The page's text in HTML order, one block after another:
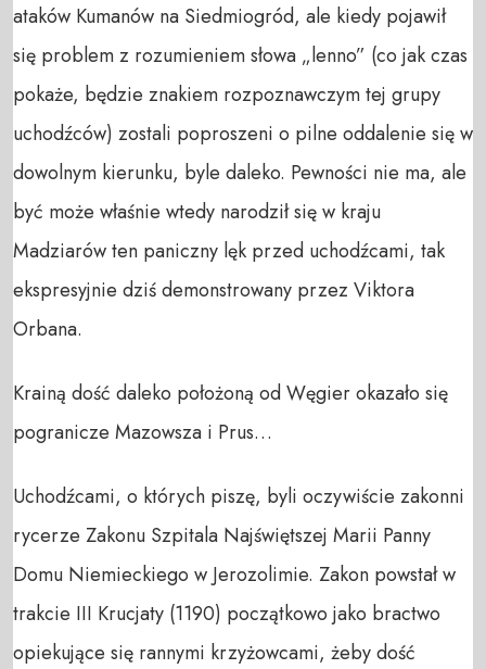
ataków Kumanów na Siedmiogród, ale kiedy pojawił
się problem z rozumieniem słowa „lenno” (co jak czas
pokaże, będzie znakiem rozpoznawczym tej grupy
uchodźców) zostali poproszeni o pilne oddalenie się w
dowolnym kierunku, byle daleko. Pewności nie ma, ale
być może właśnie wtedy narodził się w kraju
Madziarów ten paniczny lęk przed uchodźcami, tak
ekspresyjnie dziś demonstrowany przez Viktora
Orbana.
Krainą dość daleko położoną od Węgier okazało się
pogranicze Mazowsza i Prus…
Uchodźcami, o których piszę, byli oczywiście zakonni
rycerze Zakonu Szpitala Najświętszej Marii Panny
Domu Niemieckiego w Jerozolimie. Zakon powstał w
trakcie III Krucjaty (1190) początkowo jako bractwo
opiekujące się rannymi krzyżowcami, żeby dość